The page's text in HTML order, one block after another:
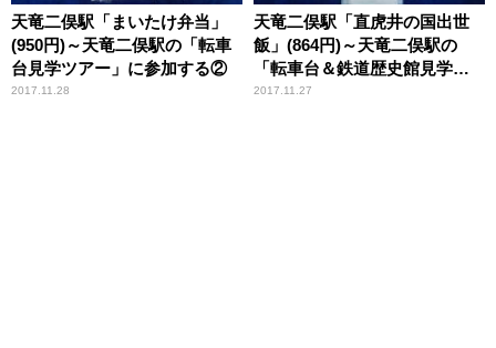
天竜二俣駅「まいたけ弁当」
(950円)～天竜二俣駅の「転車
台見学ツアー」に参加する②
2017.11.28
天竜二俣駅「直虎井の国出世
飯」(864円)～天竜二俣駅の
「転車台＆鉄道歴史館見学ツ
アー」に参加する①
2017.11.27